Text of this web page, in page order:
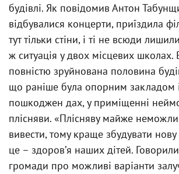
будівлі. Як повідомив Антон
відбувалися концерти, приїздила
тут тільки стіни, і ті не всюди
ж ситуація у двох місцевих школах.
повністю зруйнована половина
що раніше була опорним закладом
пошкоджен дах, у приміщенні
плісняви. «Плісняву майже
вивести, тому краще збудувати
це – здоровʼя наших дітей.
громади про можливі варіанти